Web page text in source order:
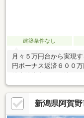
建築条件なし
月々５万円台から実現
円ボーナス返済６００
よっては予算を超える
ーション：（借入２，
間３５年金利２．２％
返済１７８，０１５円
新潟県阿賀